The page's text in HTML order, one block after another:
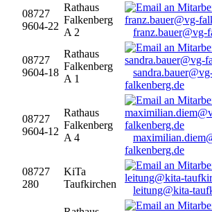
08727
9604-22
Rathaus
Falkenberg
A 2
franz.bauer@vg-
08727
9604-18
Rathaus
Falkenberg
A 1
falkenberg.de
08727
9604-12
Rathaus
Falkenberg
A 4
falkenberg.de
08727
280
KiTa
Taufkirchen
leitung@kita-